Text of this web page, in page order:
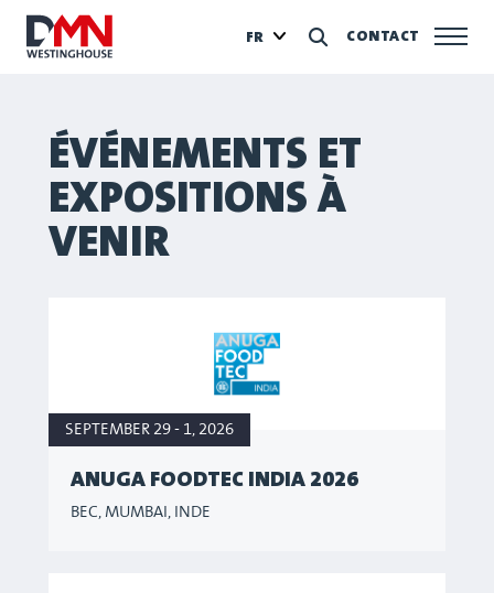
CONTACT
FR
ÉVÉNEMENTS ET
EXPOSITIONS À
VENIR
SEPTEMBER 29 - 1, 2026
ANUGA FOODTEC INDIA 2026
BEC, MUMBAI, INDE